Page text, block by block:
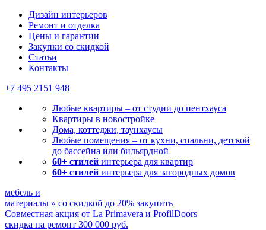
Дизайн интерьеров
Ремонт и отделка
Цены и гарантии
Закупки со скидкой
Статьи
Контакты
+7 495 2151 948
Любые квартиры – от студии до пентхауса
Квартиры в новостройке
Дома, коттеджи, таунхаусы
Любые помещения – от кухни, спальни, детской
до бассейна или бильярдной
60+ стилей интерьера для квартир
60+ стилей интерьера для загородных домов
мебель и
материалы » со скидкой до 20% закупить
Совместная акция от La Primavera и ProfilDoors
скидка на ремонт 300 000 руб.